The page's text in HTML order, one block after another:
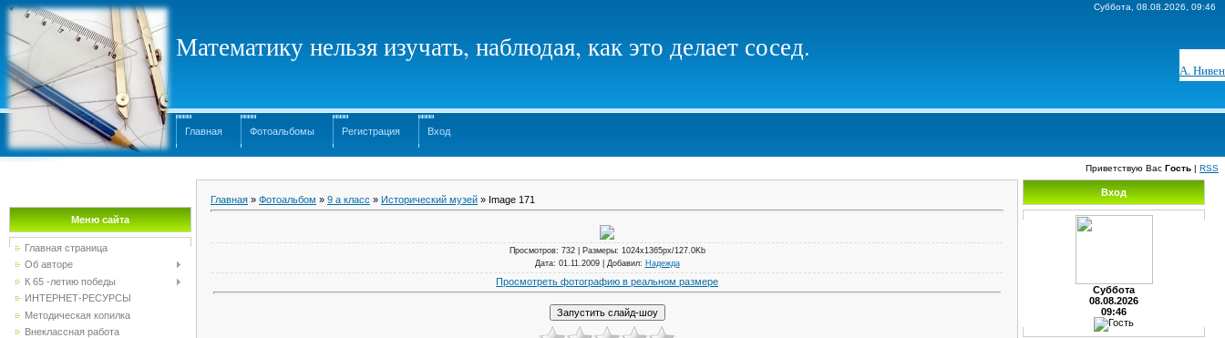
Суббота, 08.08.2026, 09:46
Математику нельзя изучать, наблюдая, как это делает сосед.
А. Нивен
Главная Фотоальбомы Регистрация Вход
Приветствую Вас Гость | RSS
Меню сайта
Главная страница
Об авторе
К 65 -летию победы
ИНТЕРНЕТ-РЕСУРСЫ
Методическая копилка
Внеклассная работа
Главная » Фотоальбом » 9 а класс » Исторический музей » Image 171
Просмотров: 732 | Размеры: 1024x1365px/127.0Kb
Дата: 01.11.2009 | Добавил: Надежда
Просмотреть фотографию в реальном размере
Вход
Суббота
08.08.2026
09:46